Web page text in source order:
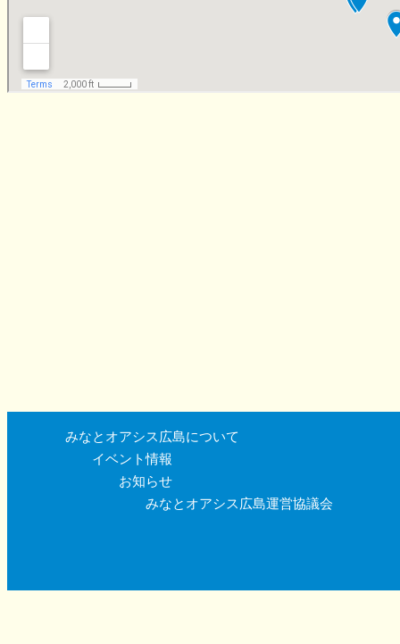
みなとオアシス広島について
イベント情報
お知らせ
みなとオアシス広島運営協議会